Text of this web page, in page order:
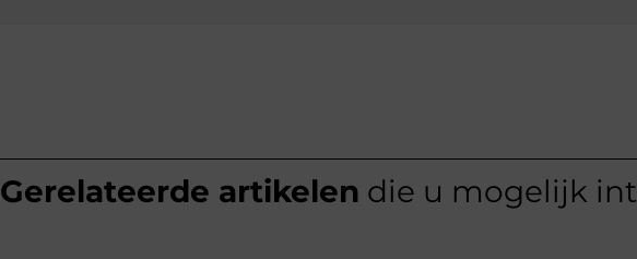
Gerelateerde artikelen die u mogelijk